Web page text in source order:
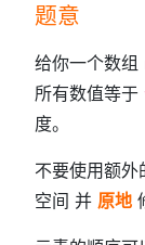
题意
给你一个数组
所有数值等于
度。
不要使用额外
空间 并 原地